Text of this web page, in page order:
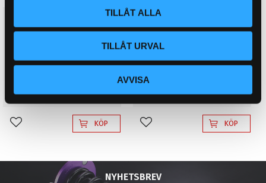
TILLÅT ALLA
TILLÅT URVAL
AVVISA
LAMBORGHINI AVENTADOR
Komplett luftkit, Diamond
102 995
Lägg till i favoriterKÖP
6. D2 Luftkit Diamond
LAMBORGHINI AVENTADOR
4WD (Ink. EDC error boxar)
(11~Upp)
Lägg till i favoriterKÖP
NYHETSBREV